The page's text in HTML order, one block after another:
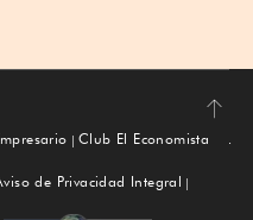
Subir
Club El Economista
de Privacidad Integral